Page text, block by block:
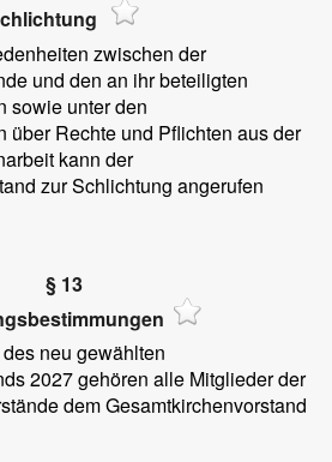
zwischen der
und den an ihr beteiligten
sowie unter den
über Rechte und Pflichten aus der
kann der
zur Schlichtung angerufen
§ 13
neu gewählten
2027 gehören alle Mitglieder der
dem Gesamtkirchenvorstand